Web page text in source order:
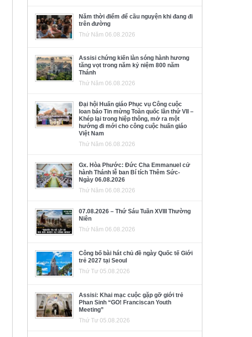
Năm thời điểm để cầu nguyện khi đang đi
trên đường
Thứ Năm 06.08.2026
Assisi chứng kiến làn sóng hành hương
tăng vọt trong năm kỷ niệm 800 năm
Thánh
Thứ Năm 06.08.2026
Đại hội Huấn giáo Phục vụ Công cuộc
loan báo Tin mừng Toàn quốc lần thứ VII –
Khép lại trong hiệp thông, mở ra một
hướng đi mới cho công cuộc huấn giáo
Việt Nam
Thứ Năm 06.08.2026
Gx. Hòa Phước: Đức Cha Emmanuel cử
hành Thánh lễ ban Bí tích Thêm Sức-
Ngày 06.08.2026
Thứ Năm 06.08.2026
07.08.2026 – Thứ Sáu Tuần XVIII Thường
Niên
Thứ Năm 06.08.2026
Công bố bài hát chủ đề ngày Quốc tế Giới
trẻ 2027 tại Seoul
Thứ Tư 05.08.2026
Assisi: Khai mạc cuộc gặp gỡ giới trẻ
Phan Sinh “GO! Franciscan Youth
Meeting”
Thứ Tư 05.08.2026